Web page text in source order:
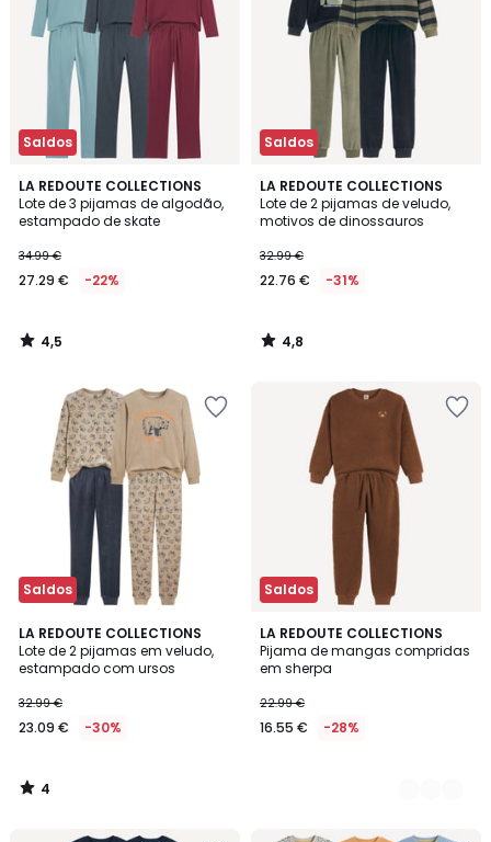
Saldos
LA REDOUTE COLLECTIONS
Lote de 3 pijamas de algodão,
estampado de skate
34.99 €
27.29 € -22%
4,5
/ 5
4,5
/
Saldos
LA REDOUTE COLLECTIONS
Lote de 2 pijamas de veludo,
motivos de dinossauros
32.99 €
22.76 € -31%
4,8
/ 5
4,8
/
Saldos
LA REDOUTE COLLECTIONS
Lote de 2 pijamas em veludo,
estampado com ursos
32.99 €
23.09 € -30%
4
/
5
4
/
Saldos
LA REDOUTE COLLECTIONS
Pijama de mangas compridas
em sherpa
22.99 €
16.55 € -28%
2
Cores